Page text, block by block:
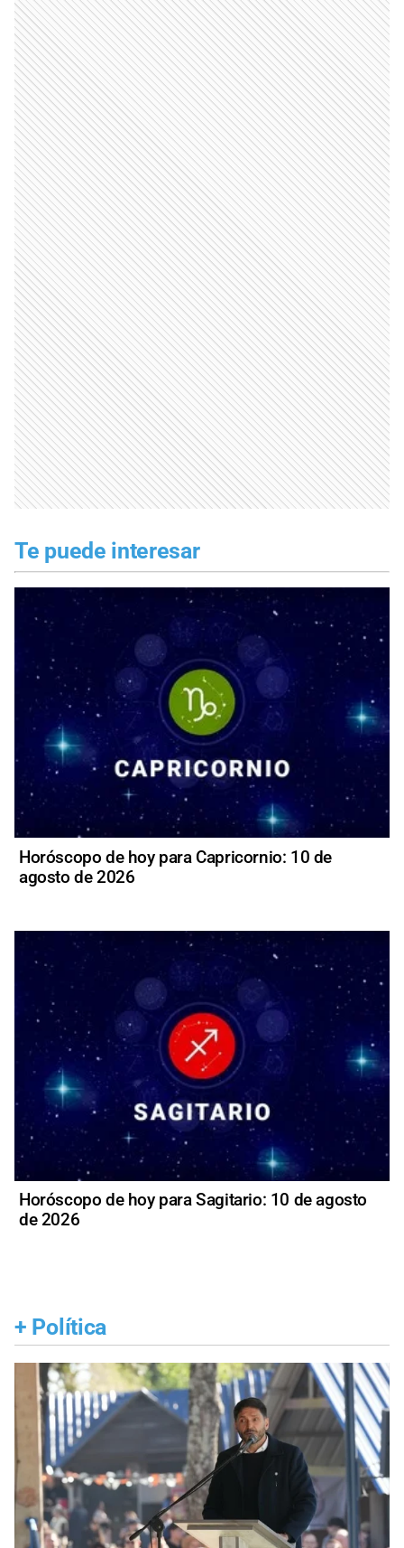
Te puede interesar
Horóscopo de hoy para Capricornio: 10 de
agosto de 2026
Horóscopo de hoy para Sagitario: 10 de agosto
de 2026
+ Política